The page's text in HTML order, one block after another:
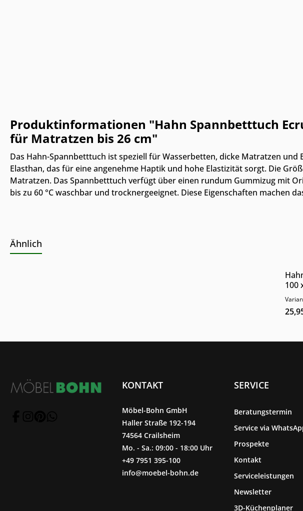
Produktinformationen "Hahn Spannbetttuch
für Matratzen bis 26 cm"
Das Hahn-Spannbetttuch ist speziell für Wasserbetten, dicke Matratzen
Elasthan, das für eine angenehme Haptik und hohe Elastizität sorgt. Die
Matratzen. Das Spannbetttuch verfügt über einen rundum Gummizug mit
bis zu 60 °C waschbar und trocknergeeignet. Diese Eigenschaften machen
Ähnlich
100
200
KONTAKT
Möbel-Bohn GmbH
Haller Straße 192-194
74564 Crailsheim
Mo. - Sa.: 09:00 - 18:00 Uhr
+49 7951 395-100
info@moebel-bohn.de
SERVICE
Beratungstermin
Service via
Prospekte
Kontakt
Serviceleistungen
Newsletter
3D-Küchenplaner